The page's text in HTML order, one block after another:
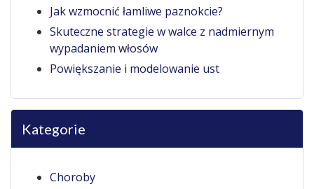
Jak wzmocnić łamliwe paznokcie?
Skuteczne strategie w walce z nadmiernym
wypadaniem włosów
Powiększanie i modelowanie ust
Kategorie
Choroby